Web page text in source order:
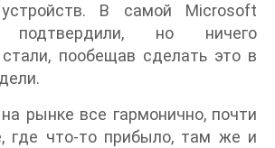
устройств. В самой Microsoft
подтвердили, но ничего
пообещав сделать это в
рынке все гармонично, почти
где что-то прибыло, там же и